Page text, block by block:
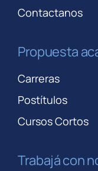
Contactanos
Propuesta
Carreras
Postítulos
Cursos Cortos
Trabajá con